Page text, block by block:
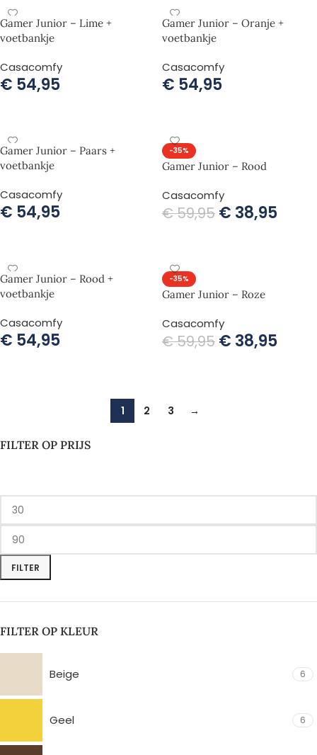
FILTER OP PRIJS
FILTER
FILTER OP KLEUR
Beige 6
Geel 6
Gamer Junior – Lime +
voetbankje
Casacomfy
€ 54,95
Gamer Junior – Oranje +
voetbankje
Casacomfy
€ 54,95
Gamer Junior – Paars +
voetbankje
Casacomfy
€ 54,95
-35%
Gamer Junior – Rood
Casacomfy
€59,95 € 38,95
Gamer Junior – Rood +
voetbankje
Casacomfy
€ 54,95
-35%
Gamer Junior – Roze
Casacomfy
€59,95 € 38,95
1 2 3 →